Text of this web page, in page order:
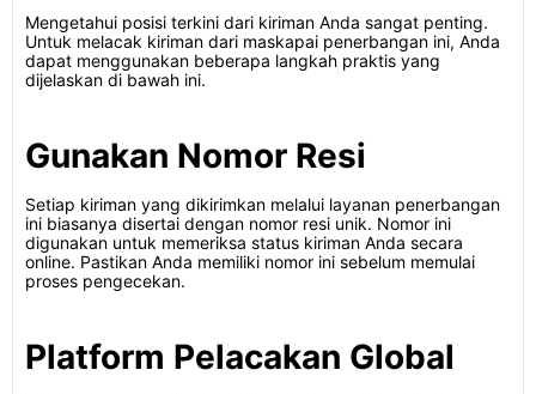
Mengetahui posisi terkini dari kiriman Anda sangat penting.
Untuk melacak kiriman dari maskapai penerbangan ini, Anda
dapat menggunakan beberapa langkah praktis yang
dijelaskan di bawah ini.
Gunakan Nomor Resi
Setiap kiriman yang dikirimkan melalui layanan penerbangan
ini biasanya disertai dengan nomor resi unik. Nomor ini
digunakan untuk memeriksa status kiriman Anda secara
online. Pastikan Anda memiliki nomor ini sebelum memulai
proses pengecekan.
Platform Pelacakan Global